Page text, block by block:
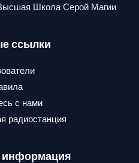
Школа Серой Магии
ссылки
с нами
радиостанция
информация